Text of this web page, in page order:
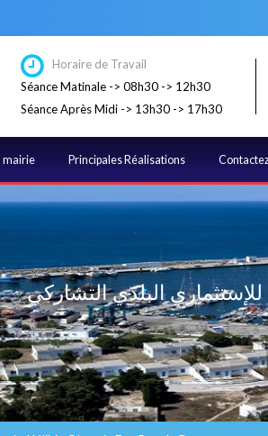
Horaire de Travail
Séance Matinale -> 08h30 -> 12h30
Séance Après Midi -> 13h30 -> 17h30
للإستثماري البلدي التشاركي
mairie Principales Réalisations